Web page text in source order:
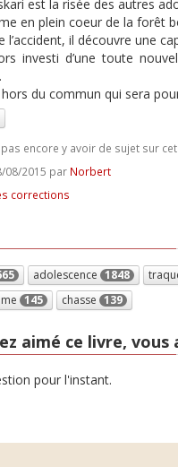
est la risée des autres
en plein coeur de la forêt
l’accident, il découvre une
investi d’une toute
du commun qui sera
encore y avoir de sujet sur
08/2015 par Norbert
corrections
adolescence 1848
145 chasse 139
aimé ce livre, vous
pour l'instant.